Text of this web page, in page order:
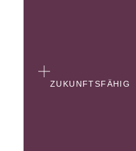
ZUKUNFTSFÄHIG